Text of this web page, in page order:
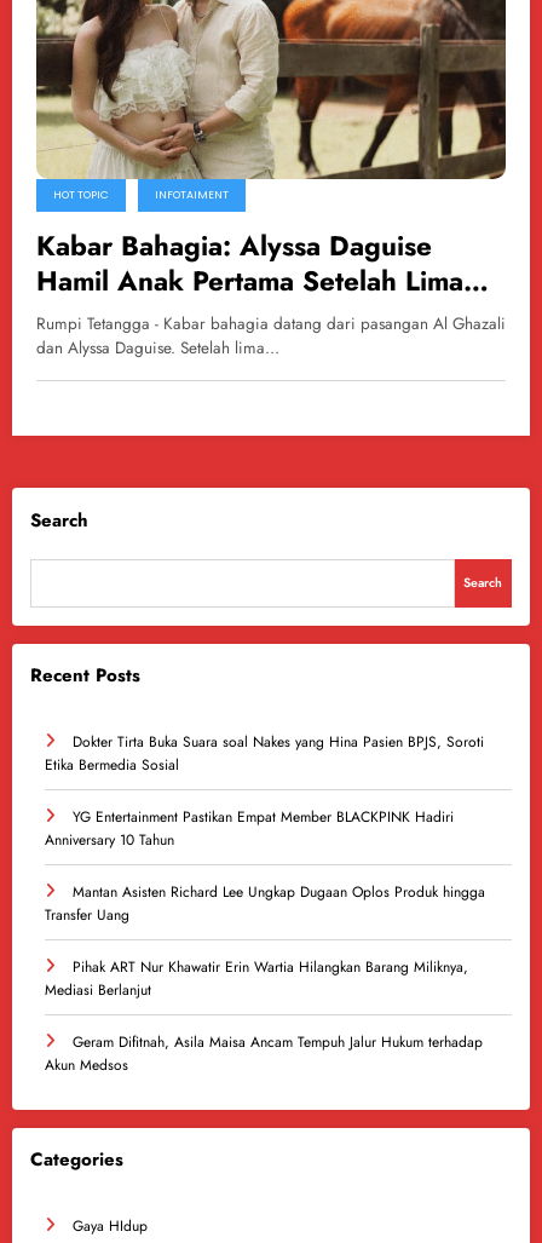
HOT TOPIC INFOTAIMENT
Kabar Bahagia: Alyssa Daguise
Hamil Anak Pertama Setelah Lima
Bulan Menikah dengan Al Ghazali
Rumpi Tetangga - Kabar bahagia datang dari pasangan Al Ghazali
dan Alyssa Daguise. Setelah lima…
Search
Search
Recent Posts
Dokter Tirta Buka Suara soal Nakes yang Hina Pasien BPJS, Soroti
Etika Bermedia Sosial
YG Entertainment Pastikan Empat Member BLACKPINK Hadiri
Anniversary 10 Tahun
Mantan Asisten Richard Lee Ungkap Dugaan Oplos Produk hingga
Transfer Uang
Pihak ART Nur Khawatir Erin Wartia Hilangkan Barang Miliknya,
Mediasi Berlanjut
Geram Difitnah, Asila Maisa Ancam Tempuh Jalur Hukum terhadap
Akun Medsos
Categories
Gaya HIdup